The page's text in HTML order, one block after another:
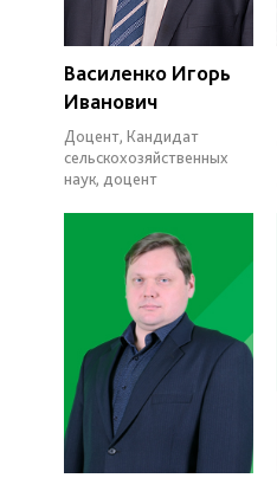
Василенко Игорь
Иванович
Доцент, Кандидат
сельскохозяйственных
наук, доцент